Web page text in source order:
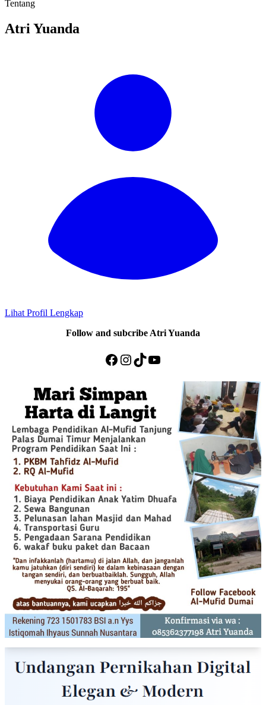
Tentang
Atri Yuanda
Lihat Profil Lengkap
Follow and subcribe Atri Yuanda
Facebook
Instagram
TikTok
YouTube